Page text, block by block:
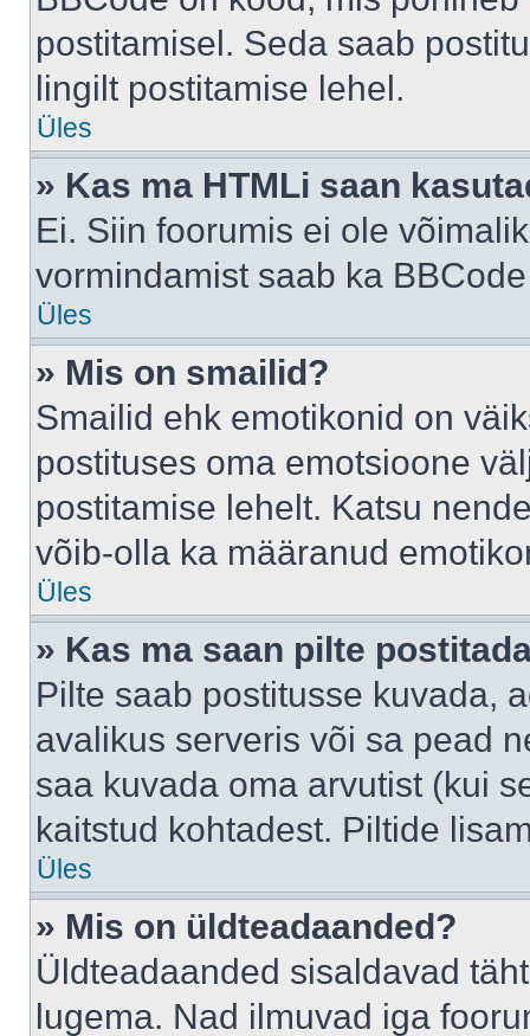
postitamisel. Seda saab
lingilt postitamise lehel.
Üles
» Kas ma HTMLi saan
Ei. Siin foorumis ei ole
vormindamist saab ka
Üles
» Mis on smailid?
Smailid ehk emotikonid on
postituses oma emotsioone
postitamise lehelt. Katsu
võib-olla ka määranud
Üles
» Kas ma saan pilte
Pilte saab postitusse kuvada,
avalikus serveris või sa pead
saa kuvada oma arvutist (kui
kaitstud kohtadest. Piltide
Üles
» Mis on üldteadaanded?
Üldteadaanded sisaldavad
lugema. Nad ilmuvad iga